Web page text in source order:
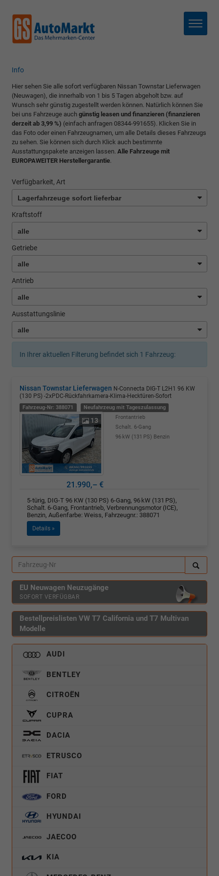
Menü
Info
Hier sehen Sie alle sofort verfügbaren Nissan Townstar Lieferwagen
(Neuwagen), die innerhalb von 1 bis 5 Tagen abgeholt bzw. auf
Wunsch sehr günstig zugestellt werden können. Natürlich können Sie
bei uns Fahrzeuge auch günstig leasen und finanzieren (finanzieren
derzeit ab 3,99 %) (einfach anfragen 08344-991655). Klicken Sie in
das Foto oder einen Fahrzeugnamen, um alle Details dieses Fahrzeugs
zu sehen. Sie können sich durch Klick auch bestimmte
Ausstattungspakete anzeigen lassen. Alle Fahrzeuge mit
EUROPAWEITER Herstellergarantie.
Verfügbarkeit, Art
Kraftstoff
Getriebe
Antrieb
Ausstattungslinie
In Ihrer aktuellen Filterung befindet sich 1 Fahrzeug:
Nissan Townstar Lieferwagen N-Connecta DIG-T L2H1 96 KW
(130 PS) -2xPDC-Rückfahrkamera-Klima-Hecktüren-Sofort
Fahrzeug-Nr: 388071 Neufahrzeug mit Tageszulassung
13
Frontantrieb
Schalt. 6-Gang
96 kW (131 PS) Benzin
21.990,– €
5-türig, DIG-T 96 KW (130 PS) 6-Gang, 96 kW (131 PS),
Schalt. 6-Gang, Frontantrieb, Verbrennungsmotor (ICE),
Benzin, Außenfarbe: Weiss, Fahrzeugnr.: 388071
Details »
EU Neuwagen Neuzugänge
SOFORT VERFÜGBAR
Bestellpreislisten VW T7 California und T7 Multivan
Modelle
AUDI
BENTLEY
CITROËN
CUPRA
DACIA
ETRUSCO
FIAT
FORD
HYUNDAI
JAECOO
KIA